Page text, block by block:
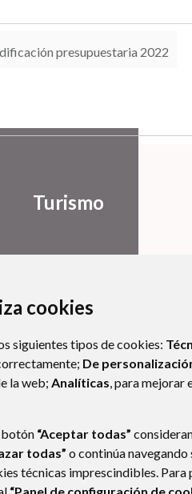
cookies
siguientes tipos de cookies:
De
la web; Analíticas, para mejorar
botón “Aceptar todas”
todas” o continúa navegando
técnicas imprescindibles. Para
presupuestaria 2022
Turismo